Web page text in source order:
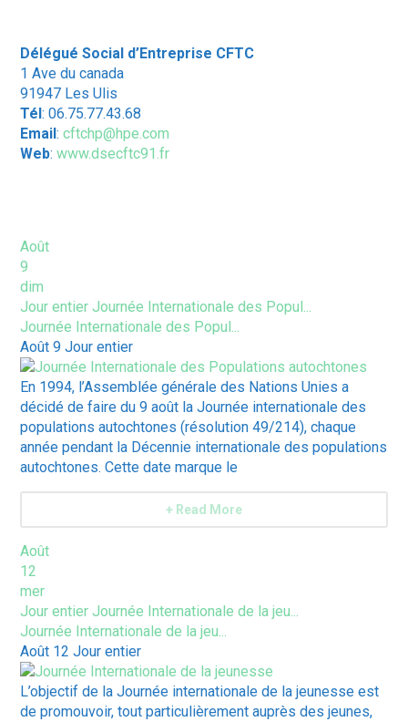
Délégué Social d’Entreprise CFTC
1 Ave du canada
91947 Les Ulis
Tél: 06.75.77.43.68
Email:cftchp@hpe.com
Web:www.dsecftc91.fr
Août
9
dim
Jour entierJournée Internationale des Popul...
Journée Internationale des Popul...
Août 9Jour entier
En 1994, l’Assemblée générale des Nations Unies a
décidé de faire du 9 août la Journée internationale des
populations autochtones (résolution 49/214), chaque
année pendant la Décennie internationale des populations
autochtones. Cette date marque le
+ Read More
Août
12
mer
Jour entierJournée Internationale de la jeu...
Journée Internationale de la jeu...
Août 12Jour entier
L’objectif de la Journée internationale de la jeunesse est
de promouvoir, tout particulièrement auprès des jeunes,